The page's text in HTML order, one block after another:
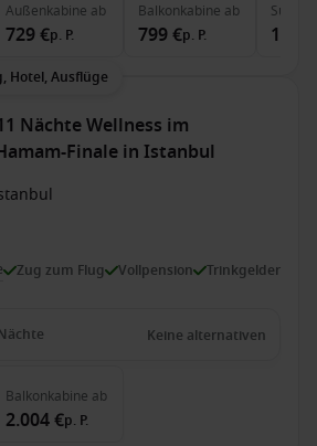
Außenkabine ab
729 €p. P.
Balkonkabine ab
799 €p. P.
Suite
Hotel, Ausflüge
Nächte Wellness im
Finale in Istanbul
Zug zum Flug Vollpension Trinkgelder
Keine alternativen
Balkonkabine ab
2.004 €p. P.